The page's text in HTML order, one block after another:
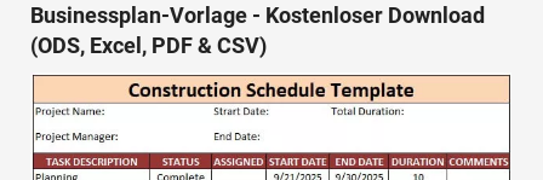
Businessplan-Vorlage - Kostenloser Download
(ODS, Excel, PDF & CSV)